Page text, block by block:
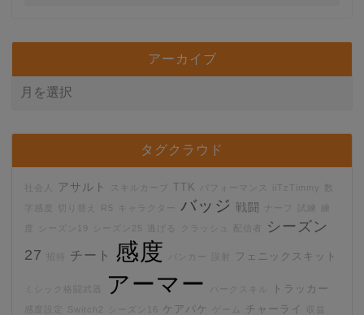
アーカイブ
タグクラウド
社会人 アサルト スキルカーブ TTK パフォーマンス iiTzTimmy 数
字感度 R5 キャラクター バッジ 戦闘
シーズン25 クラッシュ 配信者
シーズン
27
チート 感度 誤射 フェニックスキット
ミシック格闘武器 アーマー パークスキル トラッカー
感度設定 Switch2 ケアパケ チャーライ 収益